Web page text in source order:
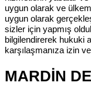
uygun olarak ve
uygun olarak
sizler için yapmış
bilgilendirerek hukuki
karşılaşmanıza izin
MARDİN